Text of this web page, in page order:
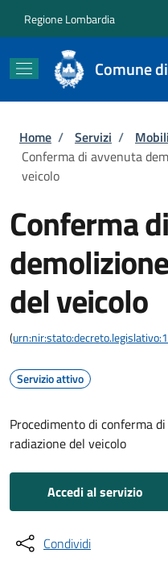
Regione Lombardia
Comune
Briciole di
Home / Servizi /
Conferma di avvenuta
veicolo
Conferma
del veicolo
(
Servizio attivo
Procedimento di conferma
radiazione del veicolo
Accedi al servizio
Condividi